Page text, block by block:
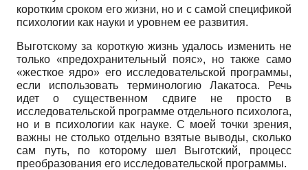
коротким сроком его жизни, но и с самой спецификой
психологии как науки и уровнем ее развития.
Выготскому за короткую жизнь удалось изменить не
только «предохранительный пояс», но также само
«жесткое ядро» его исследовательской программы,
если использовать терминологию Лакатоса. Речь
идет о существенном сдвиге не просто в
исследовательской программе отдельного психолога,
но и в психологии как науке. С моей точки зрения,
важны не столько отдельно взятые выводы, сколько
сам путь, по которому шел Выготский, процесс
преобразования его исследовательской программы.